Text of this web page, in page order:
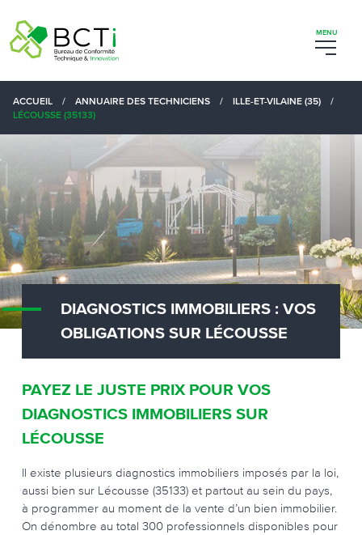
ACCUEIL / ANNUAIRE DES TECHNICIENS / ILLE-ET-VILAINE (35)
/
LÉCOUSSE (35133)
DIAGNOSTICS IMMOBILIERS : VOS
OBLIGATIONS SUR LÉCOUSSE
PAYEZ LE JUSTE PRIX POUR VOS
DIAGNOSTICS IMMOBILIERS SUR
LÉCOUSSE
Il existe plusieurs diagnostics immobiliers imposés par la loi,
aussi bien sur Lécousse (35133) et partout au sein du pays,
à programmer au moment de la vente d’un bien immobilier.
On dénombre au total 300 professionnels disponibles pour